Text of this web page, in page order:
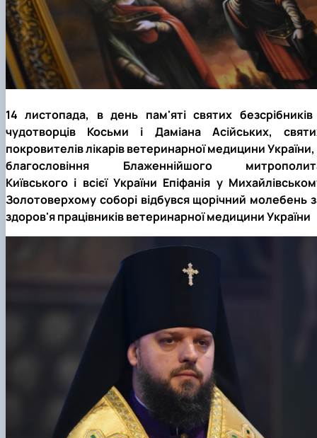
14 листопада, в день пам'яті святих безсрібників
чудотворців Косьми і Даміана Асійських,
покровителів лікарів ветеринарної медицини України,
благословіння Блаженнійшого
Київського і всієї України Епіфанія у
Золотоверхому соборі відбувся щорічний молебень
здоров'я працівників ветеринарної медицини України